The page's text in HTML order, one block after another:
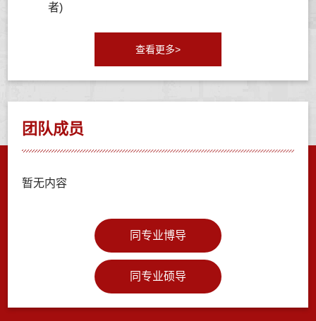
者)
查看更多>
团队成员
暂无内容
同专业博导
同专业硕导